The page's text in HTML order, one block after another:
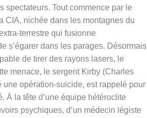
spectateurs. Tout commence par le
CIA, nichée dans les montagnes du
terrestre qui fusionne
s’égarer dans les parages. Désormais
de tirer des rayons lasers, le
menace, le sergent Kirby (Charles
une opération-suicide, est rappelé pour
À la tête d’une équipe hétéroclite
psychiques, d’un médecin légiste